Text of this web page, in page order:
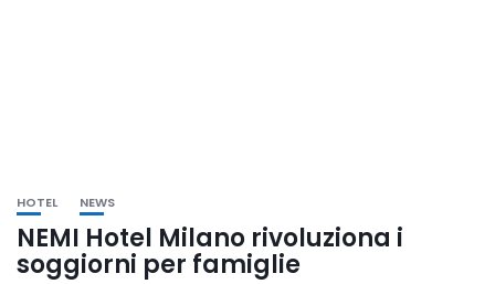
HOTEL NEWS
NEMI Hotel Milano rivoluziona i
soggiorni per famiglie